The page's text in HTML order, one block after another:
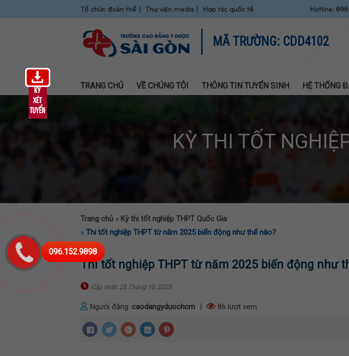
Tổ chức đoàn thể Thư viện media Hợp tác quốc tế Hotline:
MÃ TRƯỜNG: CDD4102
TRANG CHỦ VỀ CHÚNG TÔI THÔNG TIN TUYỂN SINH HỆ THỐNG
096.152.9898
KỲ THI TỐT
Trang chủ » Kỳ thi tốt nghiệp THPT Quốc Gia
» Thi tốt nghiệp THPT từ năm 2025 biến động như thế nào?
Thi tốt nghiệp THPT từ năm 2025 biến động như
Cập nhật: 28 Tháng 10, 2023
Người đăng: caodangyduochcm 86 lượt xem